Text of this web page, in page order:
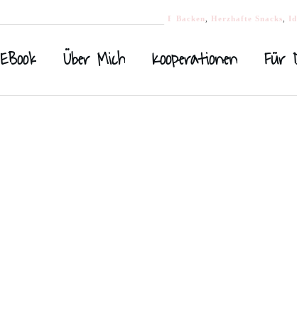
EBook Über Mich Kooperationen Für
Backen ,Desserts / süße
Backen Herzhafte Snacks